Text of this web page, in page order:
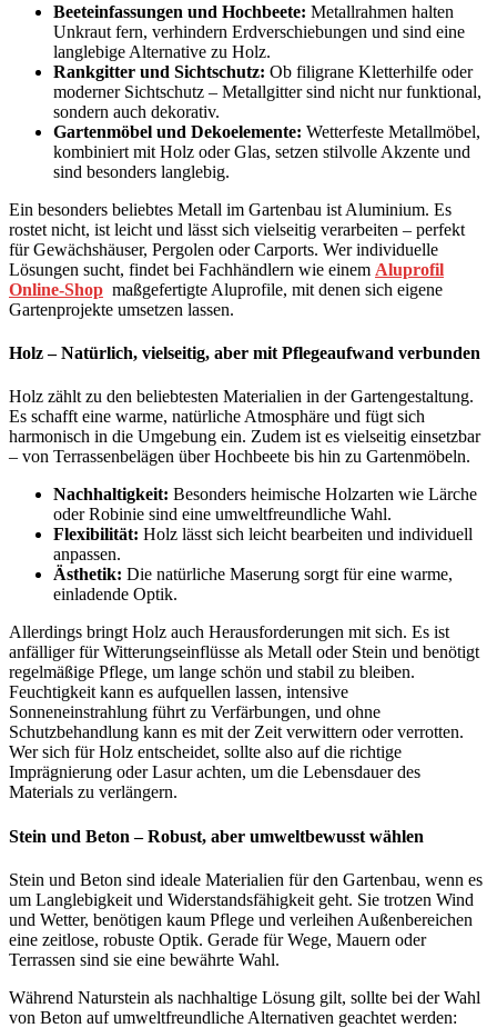
Beeteinfassungen und Hochbeete: Metallrahmen halten
Unkraut fern, verhindern Erdverschiebungen und sind eine
langlebige Alternative zu Holz.
Rankgitter und Sichtschutz: Ob filigrane Kletterhilfe oder
moderner Sichtschutz – Metallgitter sind nicht nur funktional,
sondern auch dekorativ.
Gartenmöbel und Dekoelemente: Wetterfeste Metallmöbel,
kombiniert mit Holz oder Glas, setzen stilvolle Akzente und
sind besonders langlebig.
Ein besonders beliebtes Metall im Gartenbau ist Aluminium. Es
rostet nicht, ist leicht und lässt sich vielseitig verarbeiten – perfekt
für Gewächshäuser, Pergolen oder Carports. Wer individuelle
Lösungen sucht, findet bei Fachhändlern wie einem Aluprofil
Online-Shop maßgefertigte Aluprofile, mit denen sich eigene
Gartenprojekte umsetzen lassen.
Holz – Natürlich, vielseitig, aber mit Pflegeaufwand verbunden
Holz zählt zu den beliebtesten Materialien in der Gartengestaltung.
Es schafft eine warme, natürliche Atmosphäre und fügt sich
harmonisch in die Umgebung ein. Zudem ist es vielseitig einsetzbar
– von Terrassenbelägen über Hochbeete bis hin zu Gartenmöbeln.
Nachhaltigkeit: Besonders heimische Holzarten wie Lärche
oder Robinie sind eine umweltfreundliche Wahl.
Flexibilität: Holz lässt sich leicht bearbeiten und individuell
anpassen.
Ästhetik: Die natürliche Maserung sorgt für eine warme,
einladende Optik.
Allerdings bringt Holz auch Herausforderungen mit sich. Es ist
anfälliger für Witterungseinflüsse als Metall oder Stein und benötigt
regelmäßige Pflege, um lange schön und stabil zu bleiben.
Feuchtigkeit kann es aufquellen lassen, intensive
Sonneneinstrahlung führt zu Verfärbungen, und ohne
Schutzbehandlung kann es mit der Zeit verwittern oder verrotten.
Wer sich für Holz entscheidet, sollte also auf die richtige
Imprägnierung oder Lasur achten, um die Lebensdauer des
Materials zu verlängern.
Stein und Beton – Robust, aber umweltbewusst wählen
Stein und Beton sind ideale Materialien für den Gartenbau, wenn es
um Langlebigkeit und Widerstandsfähigkeit geht. Sie trotzen Wind
und Wetter, benötigen kaum Pflege und verleihen Außenbereichen
eine zeitlose, robuste Optik. Gerade für Wege, Mauern oder
Terrassen sind sie eine bewährte Wahl.
Während Naturstein als nachhaltige Lösung gilt, sollte bei der Wahl
von Beton auf umweltfreundliche Alternativen geachtet werden: